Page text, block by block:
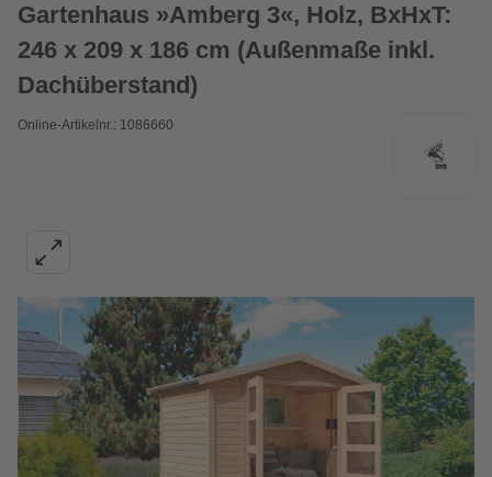
Gartenhaus »Amberg 3«, Holz, BxHxT:
246 x 209 x 186 cm (Außenmaße inkl.
Dachüberstand)
Online-Artikelnr.: 1086660